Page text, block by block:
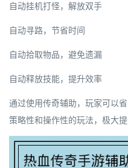
自动挂机打怪，解放双手
自动寻路，节省时间
自动拾取物品，避免遗漏
自动释放技能，提升效率
通过使用传奇辅助，玩家可以
策略性和操作性的玩法，极大提